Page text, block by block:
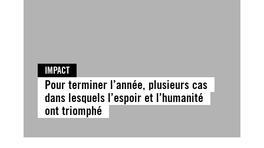
IMPACT
Pour terminer l’année, plusieurs cas
dans lesquels l’espoir et l’humanité
ont triomphé